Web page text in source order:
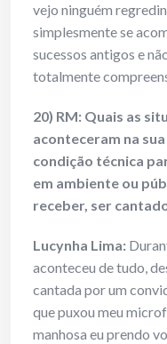
vejo ninguém
simplesmente se
sucessos antigos e
totalmente
20) RM: Quais as
aconteceram na
condição técnica
em ambiente ou
receber, ser
Lucynha Lima:
aconteceu de tudo,
cantada por um
que puxou meu
manhosa eu prendo